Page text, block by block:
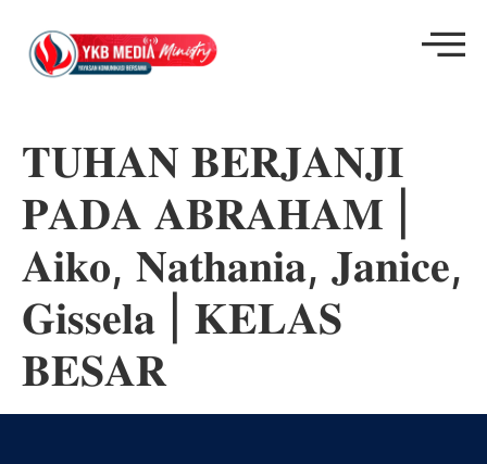
𝐓𝐔𝐇𝐀𝐍 𝐁𝐄𝐑𝐉𝐀𝐍𝐉𝐈
𝐏𝐀𝐃𝐀 𝐀𝐁𝐑𝐀𝐇𝐀𝐌 |
𝐀𝐢𝐤𝐨, 𝐍𝐚𝐭𝐡𝐚𝐧𝐢𝐚, 𝐉𝐚𝐧𝐢𝐜𝐞,
𝐆𝐢𝐬𝐬𝐞𝐥𝐚 | 𝐊𝐄𝐋𝐀𝐒
𝐁𝐄𝐒𝐀𝐑